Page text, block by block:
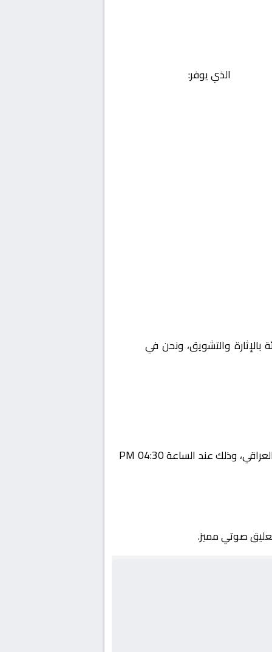
الذي يوفر:
بالإثارة والتشويق، ونحن في
يستضيف اليوم 2026-02-05 لقاءً مرتقبًا يجمع بين الزوراء و زاخو ضمن منافسات بطولة العراق, الدوري العراقي، وذلك عند الساعة 04:30 PM
صوتي مميز.